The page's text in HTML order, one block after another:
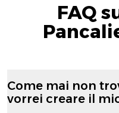
FAQ
Come mai non
vorrei creare il